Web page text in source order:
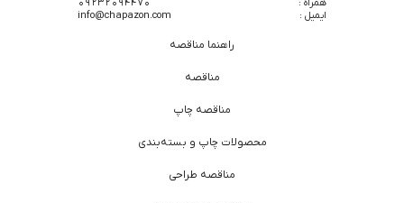
همراه :
09232094470
ایمیل :
info@chapazon.com
راهنما مناقصه
مناقصه
مناقصه چاپ
محصولات چاپ و بسته‌بندی
مناقصه طراحی